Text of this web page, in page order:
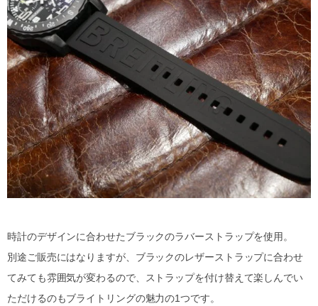
時計のデザインに合わせたブラックのラバーストラップを使用。
別途ご販売にはなりますが、ブラックのレザーストラップに合わせ
てみても雰囲気が変わるので、ストラップを付け替えて楽しんでい
ただけるのもブライトリングの魅力の1つです。